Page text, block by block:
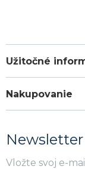
Užitočné
Nakupovanie
Newsletter
Vložte svoj e-